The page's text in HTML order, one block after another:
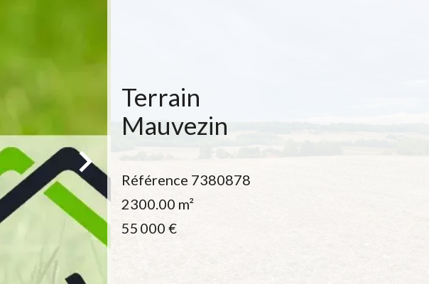
Terrain
Mauvezin
Référence 7380878
2300.00 m²
55 000 €